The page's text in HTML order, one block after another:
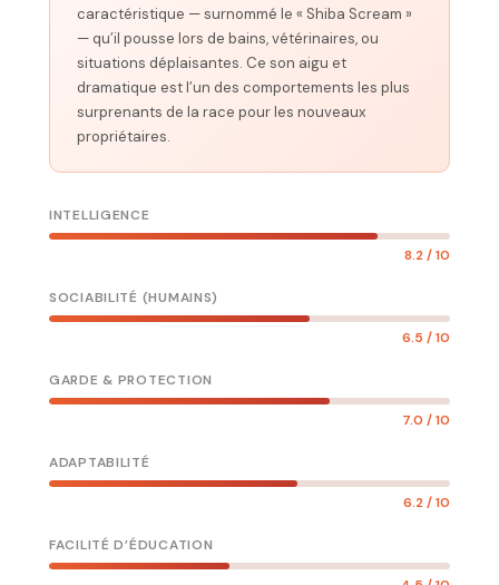
caractéristique — surnommé le « Shiba Scream »
— qu’il pousse lors de bains, vétérinaires, ou
situations déplaisantes. Ce son aigu et
dramatique est l’un des comportements les plus
surprenants de la race pour les nouveaux
propriétaires.
INTELLIGENCE
8.2 / 10
SOCIABILITÉ (HUMAINS)
6.5 / 10
GARDE & PROTECTION
7.0 / 10
ADAPTABILITÉ
6.2 / 10
FACILITÉ D’ÉDUCATION